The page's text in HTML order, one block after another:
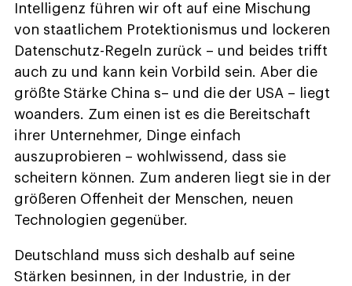
Intelligenz führen wir oft auf eine Mischung
von staatlichem Protektionismus und lockeren
Datenschutz-Regeln zurück – und beides trifft
auch zu und kann kein Vorbild sein. Aber die
größte Stärke China s– und die der USA – liegt
woanders. Zum einen ist es die Bereitschaft
ihrer Unternehmer, Dinge einfach
auszuprobieren – wohlwissend, dass sie
scheitern können. Zum anderen liegt sie in der
größeren Offenheit der Menschen, neuen
Technologien gegenüber.
Deutschland muss sich deshalb auf seine
Stärken besinnen, in der Industrie, in der